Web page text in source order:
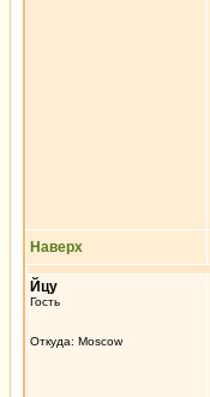
Наверх
Йцу
Гость
Откуда: Moscow